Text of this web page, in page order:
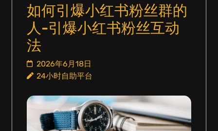
如何引爆小红书粉丝群的
人-引爆小红书粉丝互动
法
2026年6月18日
24小时自助平台